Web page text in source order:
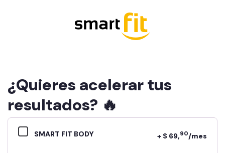
¿Quieres acelerar tus
resultados? 🔥
SMART FIT BODY + $ 69,90/mes